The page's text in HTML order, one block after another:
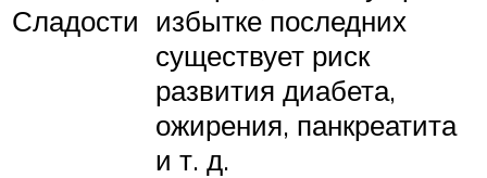
Сладости избытке последних
существует риск
развития диабета,
ожирения, панкреатита
и т. д.